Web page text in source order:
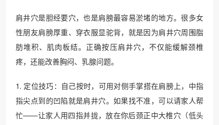
肩井穴是胆经要穴，也是肩膀最容易淤堵的地方。很多女
性朋友肩膀厚重、穿衣服显驼背，就是因为肩井穴周围脂
肪堆积、肌肉板结。正确按压肩井穴，不仅能缓解颈椎
疼，还能改善胸闷、乳腺问题。
1. 定位技巧：自己按时，可用对侧手掌搭在肩膀上，中指
指尖点到的凹陷就是肩井穴。如果找不准，可以请家人帮
忙——让家人用四指并拢，放在你后颈正中大椎穴（低头